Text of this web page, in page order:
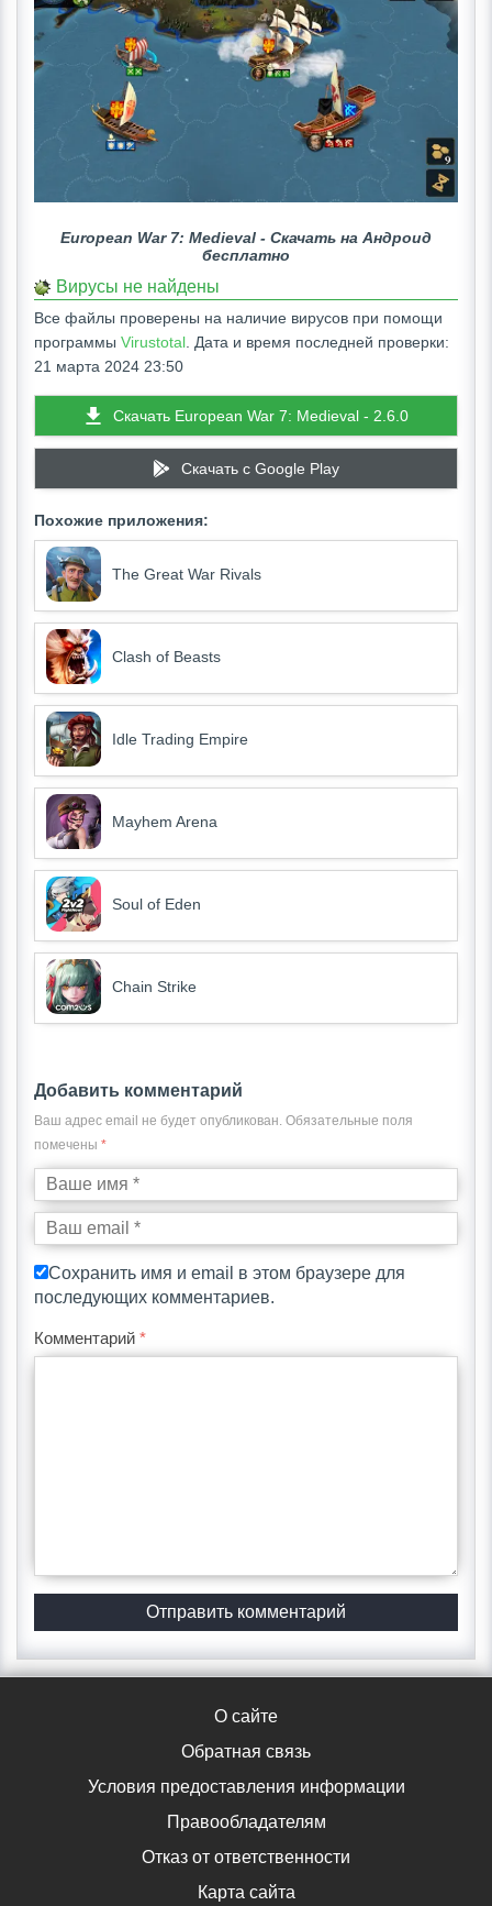
European War 7: Medieval - Скачать на Андроид
бесплатно
Вирусы не найдены
Все файлы проверены на наличие вирусов при помощи
программы Virustotal . Дата и время последней проверки:
21 марта 2024 23:50
Скачать European War 7: Medieval - 2.6.0
Скачать c Google Play
Похожие приложения:
The Great War Rivals
Clash of Beasts
Idle Trading Empire
Mayhem Arena
Soul of Eden
Chain Strike
Добавить комментарий
Ваш адрес email не будет опубликован. Обязательные поля
помечены *
Сохранить имя и email в этом браузере для
последующих комментариев.
Комментарий *
О сайте
Обратная связь
Условия предоставления информации
Правообладателям
Отказ от ответственности
Карта сайта